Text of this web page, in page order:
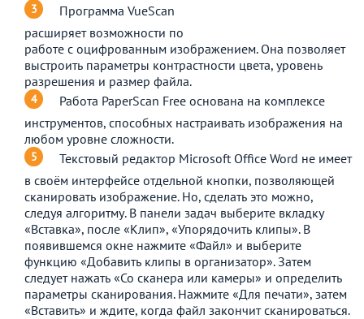
Программа VueScan
расширяет возможности по
работе с оцифрованным изображением. Она позволяет
выстроить параметры контрастности цвета, уровень
разрешения и размер файла.
Работа PaperScan Free основана на комплексе
инструментов, способных настраивать изображения на
любом уровне сложности.
Текстовый редактор Microsoft Office Word не имеет
в своём интерфейсе отдельной кнопки, позволяющей
сканировать изображение. Но, сделать это можно,
следуя алгоритму. В панели задач выберите вкладку
«Вставка», после «Клип», «Упорядочить клипы». В
появившемся окне нажмите «Файл» и выберите
функцию «Добавить клипы в организатор». Затем
следует нажать «Со сканера или камеры» и определить
параметры сканирования. Нажмите «Для печати», затем
«Вставить» и ждите, когда файл закончит сканироваться.